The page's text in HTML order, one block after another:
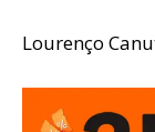
Lourenço